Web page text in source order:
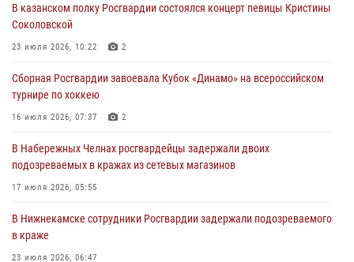
23 июля 2026, 10:22
В Нижнекамске сотрудники Росгвардии задержали подозреваемого
23 июля 2026, 06:47
В Казани Росгвардия приняла участие в обеспечении безопасности
22 июля 2026, 07:41 6
В казанском полку Росгвардии состоялся концерт певицы Кристины
Соколовской
23 июля 2026, 10:22 2
Сборная Росгвардии завоевала Кубок «Динамо» на всероссийском
турнире по хоккею
16 июля 2026, 07:37 2
В Набережных Челнах росгвардейцы задержали двоих
подозреваемых в кражах из сетевых магазинов
17 июля 2026, 05:55
В Нижнекамске сотрудники Росгвардии задержали подозреваемого
в краже
23 июля 2026, 06:47